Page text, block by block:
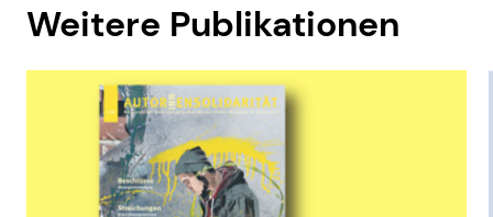
Weitere Publikationen